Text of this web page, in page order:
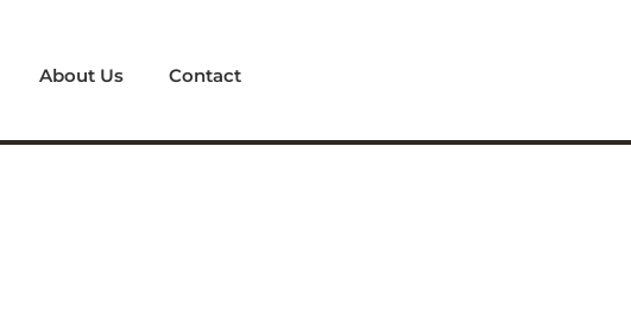
About Us Contact